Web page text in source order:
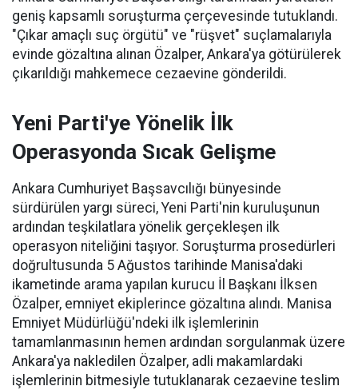
geniş kapsamlı soruşturma çerçevesinde tutuklandı.
"Çıkar amaçlı suç örgütü" ve "rüşvet" suçlamalarıyla
evinde gözaltına alınan Özalper, Ankara'ya götürülerek
çıkarıldığı mahkemece cezaevine gönderildi.
Yeni Parti'ye Yönelik İlk
Operasyonda Sıcak Gelişme
Ankara Cumhuriyet Başsavcılığı bünyesinde
sürdürülen yargı süreci, Yeni Parti'nin kuruluşunun
ardından teşkilatlara yönelik gerçekleşen ilk
operasyon niteliğini taşıyor. Soruşturma prosedürleri
doğrultusunda 5 Ağustos tarihinde Manisa'daki
ikametinde arama yapılan kurucu İl Başkanı İlksen
Özalper, emniyet ekiplerince gözaltına alındı. Manisa
Emniyet Müdürlüğü'ndeki ilk işlemlerinin
tamamlanmasının hemen ardından sorgulanmak üzere
Ankara'ya nakledilen Özalper, adli makamlardaki
işlemlerinin bitmesiyle tutuklanarak cezaevine teslim